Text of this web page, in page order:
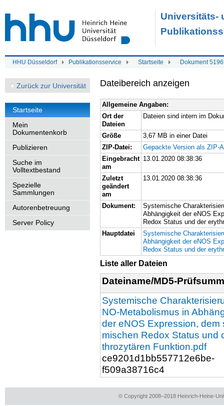
Universitäts-
HHU Düsseldorf Publikationsservice Startseite Dokument
Zurück zur Universität
Startseite
Mein
Dokumentenkorb
Publizieren
Suche im
Volltextbestand
Spezielle
Sammlungen
Autorenbetreuung
Server Policy
Dateibereich anzeigen
Allgemeine Angaben:
Ort der
Dateien
Dateien sind intern im
Größe
3,67 MB in einer Datei
ZIP-Datei:
Gepackte Version als ZIP-
Eingebracht
am
13.01.2020 08:38:36
Zuletzt
geändert
am
13.01.2020 08:38:36
Dokument:
Systemische
Abhängigkeit der eNOS
Redox Status und der
Hauptdatei
Systemische
Abhängigkeit der eNOS
Redox Status und der
Liste aller Dateien
Da­tei­na­me/MD5-
Sys­te­mi­sche
NO-Me­ta­bo­lis­mus in
der eNOS Ex­pres­si­on,
mi­schen Redox Sta­tus und
thro­zy­tä­ren Funktion.​pdf
ce9201d1b­b557712e6­be­
f509a38716c4
© Copyright 2008–2018 Heinrich-Heine-